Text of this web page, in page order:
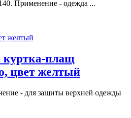
Применение - одежда ...
куртка-плащ
цвет желтый
- для защиты верхней одежды